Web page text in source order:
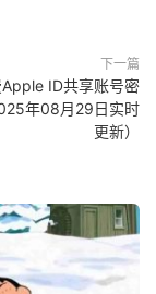
下一篇
ID共享账号密
年08月29日实时
更新）